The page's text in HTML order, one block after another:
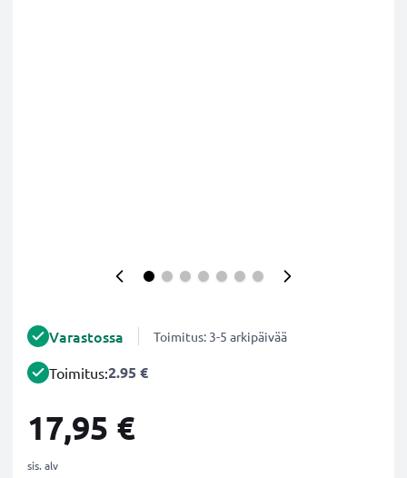
Varastossa Toimitus: 3-5 arkipäivää
Toimitus:2.95 €
17,95 €
sis. alv